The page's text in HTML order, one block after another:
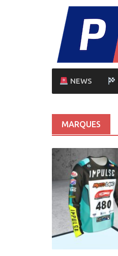
NEWS
MARQUES